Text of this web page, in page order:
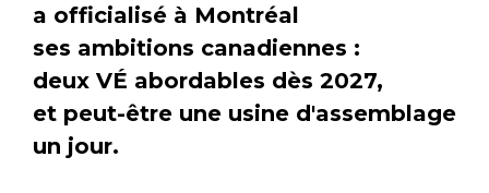
a officialisé à Montréal
ses ambitions canadiennes :
deux VÉ abordables dès 2027,
et peut-être une usine d'assemblage
un jour.